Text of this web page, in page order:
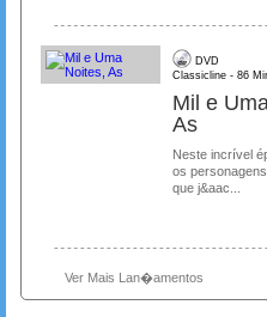
DVD
Classicline - 86
Mil e
As
Neste incrível
os
que j&aac...
Ver Mais Lan�amentos